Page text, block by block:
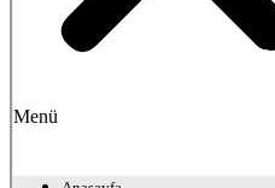
Menü